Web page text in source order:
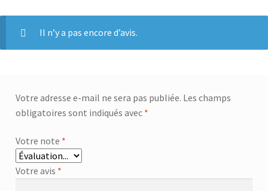
Il n’y a pas encore d’avis.
Votre adresse e-mail ne sera pas publiée. Les champs
obligatoires sont indiqués avec *
Votre note *
Votre avis *